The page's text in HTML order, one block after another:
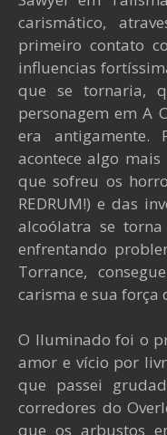
carismático,
primeiro contato
influencias
que se tornaria,
personagem em A
era antigamente.
acontece algo
que sofreu os
REDRUM!) e das
alcoólatra se
enfrentando
Torrance,
carisma e sua força
O Iluminado foi o
amor e vício por
que passei
corredores do
que os arbustos